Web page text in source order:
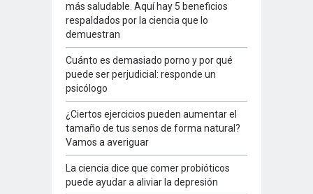
más saludable. Aquí hay 5 beneficios
respaldados por la ciencia que lo
demuestran
Cuánto es demasiado porno y por qué
puede ser perjudicial: responde un
psicólogo
¿Ciertos ejercicios pueden aumentar el
tamaño de tus senos de forma natural?
Vamos a averiguar
La ciencia dice que comer probióticos
puede ayudar a aliviar la depresión